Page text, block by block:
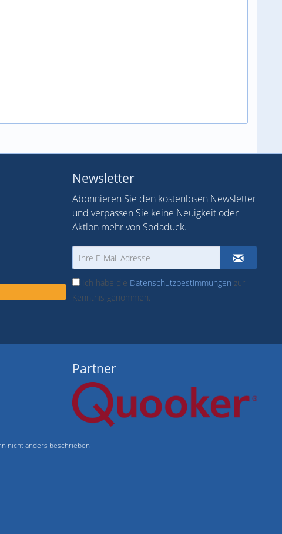
Newsletter
Abonnieren Sie den kostenlosen Newsletter
und verpassen Sie keine Neuigkeit oder
Aktion mehr von Sodaduck.
Ich habe die Datenschutzbestimmungen zur
Kenntnis genommen.
Partner
nicht anders beschrieben